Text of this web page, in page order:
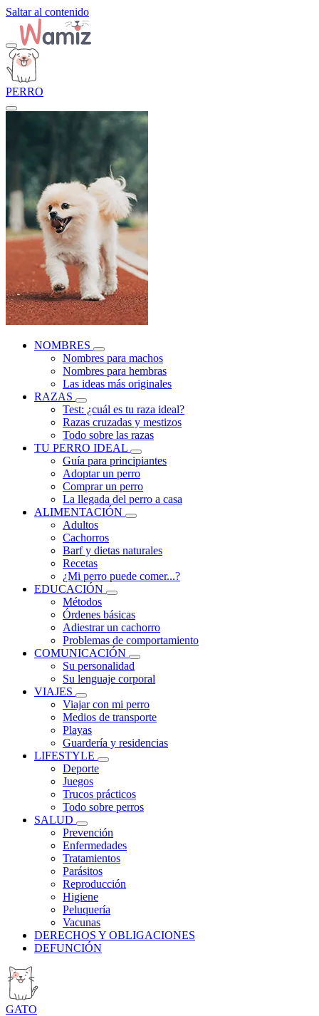
Saltar al contenido
PERRO
NOMBRES
Nombres para machos
Nombres para hembras
Las ideas más originales
RAZAS
Test: ¿cuál es tu raza ideal?
Razas cruzadas y mestizos
Todo sobre las razas
TU PERRO IDEAL
Guía para principiantes
Adoptar un perro
Comprar un perro
La llegada del perro a casa
ALIMENTACIÓN
Adultos
Cachorros
Barf y dietas naturales
Recetas
¿Mi perro puede comer...?
EDUCACIÓN
Métodos
Órdenes básicas
Adiestrar un cachorro
Problemas de comportamiento
COMUNICACIÓN
Su personalidad
Su lenguaje corporal
VIAJES
Viajar con mi perro
Medios de transporte
Playas
Guardería y residencias
LIFESTYLE
Deporte
Juegos
Trucos prácticos
Todo sobre perros
SALUD
Prevención
Enfermedades
Tratamientos
Parásitos
Reproducción
Higiene
Peluquería
Vacunas
DERECHOS Y OBLIGACIONES
DEFUNCIÓN
GATO